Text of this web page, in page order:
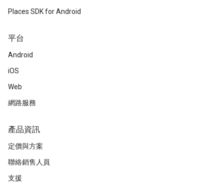
Places SDK for Android
平台
Android
iOS
Web
網路服務
產品資訊
定價與方案
聯絡銷售人員
支援